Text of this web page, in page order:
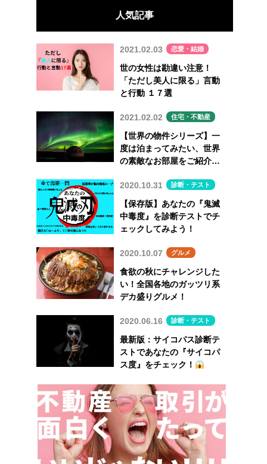
人気記事
2021.02.03 恋愛・結婚
世の女性は勘違い注意！
「ただし美人に限る」言動
と行動 １７選
2021.02.02 住宅・不動産
【世界の物件シリーズ】一
度は泊まってみたい、世界
の素敵なお部屋をご紹介
2020.10.31
診断・テスト
【保存版】あなたの『鬼滅
中毒度』を診断テストでチ
ェックしてみよう！
2020.10.07 グルメ
食欲の秋にチャレンジした
い！全国各地のガッツリ系
デカ盛りグルメ！
2020.06.16 診断・テスト
最新版：サイコパス診断テ
ストであなたの『サイコパ
ス度』をチェック！